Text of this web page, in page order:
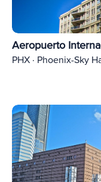
Aeropuerto
PHX · Phoenix-Sky